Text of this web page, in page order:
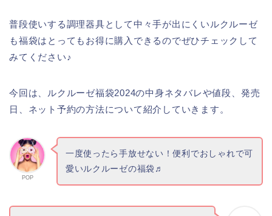
普段使いする調理器具として中々手が出にくいルクルーゼ
も福袋はとってもお得に購入できるのでぜひチェックして
みてください♪
今回は、ルクルーゼ福袋2024の中身ネタバレや値段、発売
日、ネット予約の方法について紹介していきます。
POP
一度使ったら手放せない！便利でおしゃれで可
愛いルクルーゼの福袋♬